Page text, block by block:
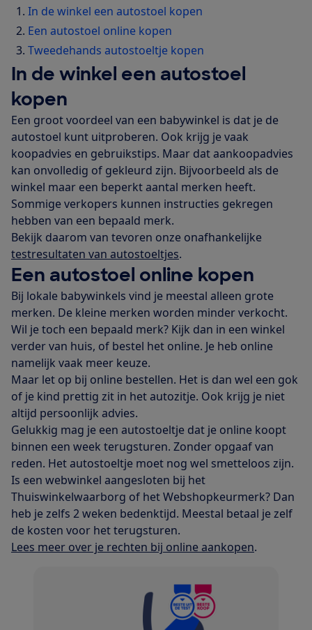
In de winkel een autostoel kopen
Een autostoel online kopen
Tweedehands autostoeltje kopen
In de winkel een autostoel
kopen
Een groot voordeel van een babywinkel is dat je de
autostoel kunt uitproberen. Ook krijg je vaak
koopadvies en gebruikstips. Maar dat aankoopadvies
kan onvolledig of gekleurd zijn. Bijvoorbeeld als de
winkel maar een beperkt aantal merken heeft.
Sommige verkopers kunnen instructies gekregen
hebben van een bepaald merk.
Bekijk daarom van tevoren onze onafhankelijke
testresultaten van autostoeltjes.
Een autostoel online kopen
Bij lokale babywinkels vind je meestal alleen grote
merken. De kleine merken worden minder verkocht.
Wil je toch een bepaald merk? Kijk dan in een winkel
verder van huis, of bestel het online. Je heb online
namelijk vaak meer keuze.
Maar let op bij online bestellen. Het is dan wel een gok
of je kind prettig zit in het autozitje. Ook krijg je niet
altijd persoonlijk advies.
Gelukkig mag je een autostoeltje dat je online koopt
binnen een week terugsturen. Zonder opgaaf van
reden. Het autostoeltje moet nog wel smetteloos zijn.
Is een webwinkel aangesloten bij het
Thuiswinkelwaarborg of het Webshopkeurmerk? Dan
heb je zelfs 2 weken bedenktijd. Meestal betaal je zelf
de kosten voor het terugsturen.
Lees meer over je rechten bij online aankopen.